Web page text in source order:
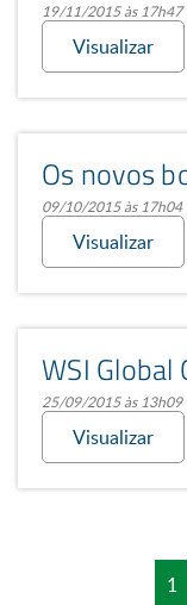
19/11/2015 às 17h47
Visualizar
Os novos
09/10/2015 às 17h04
Visualizar
WSI
25/09/2015 às 13h09
Visualizar
1